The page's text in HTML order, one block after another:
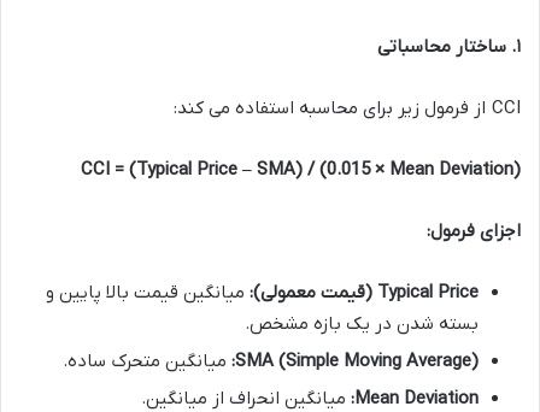
۱. ساختار محاسباتی
CCI از فرمول زیر برای محاسبه استفاده می ‌کند:
CCI = (Typical Price – SMA) / (0.015 × Mean Deviation)
اجزای فرمول:
Typical Price ( قیمت معمولی): میانگین قیمت بالا پایین و
بسته شدن در یک بازه مشخص.
SMA (Simple Moving Average): میانگین متحرک ساده.
Mean Deviation: میانگین انحراف از میانگین.